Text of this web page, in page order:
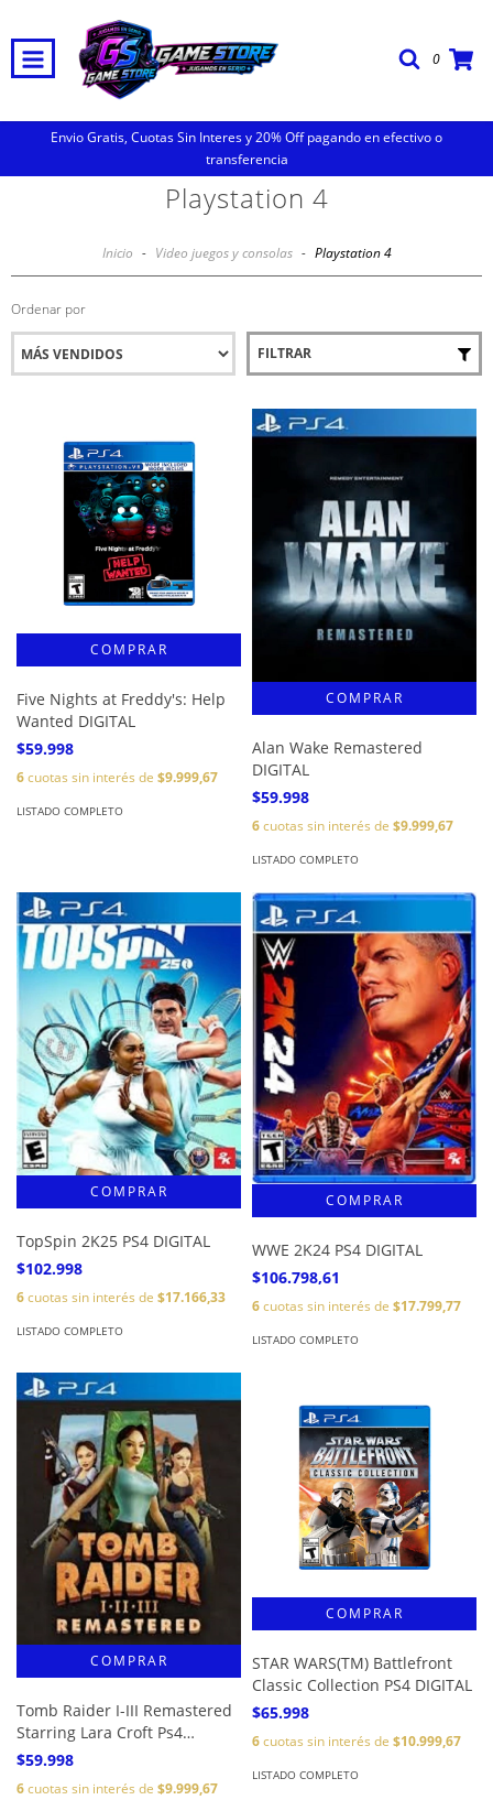
0
Envio Gratis, Cuotas Sin Interes y 20% Off pagando en efectivo o
transferencia
Playstation 4
Inicio - Video juegos y consolas - Playstation 4
Ordenar por
FILTRAR
Five Nights at Freddy's: Help
Wanted DIGITAL
$59.998
6cuotas sin interés de $9.999,67
LISTADO COMPLETO
Alan Wake Remastered
DIGITAL
$59.998
6cuotas sin interés de $9.999,67
LISTADO COMPLETO
TopSpin 2K25 PS4 DIGITAL
$102.998
6cuotas sin interés de $17.166,33
LISTADO COMPLETO
WWE 2K24 PS4 DIGITAL
$106.798,61
6cuotas sin interés de $17.799,77
LISTADO COMPLETO
Tomb Raider I-III Remastered
Starring Lara Croft Ps4
DIGITAL
$59.998
6cuotas sin interés de $9.999,67
STAR WARS(TM) Battlefront
Classic Collection PS4 DIGITAL
$65.998
6cuotas sin interés de $10.999,67
LISTADO COMPLETO